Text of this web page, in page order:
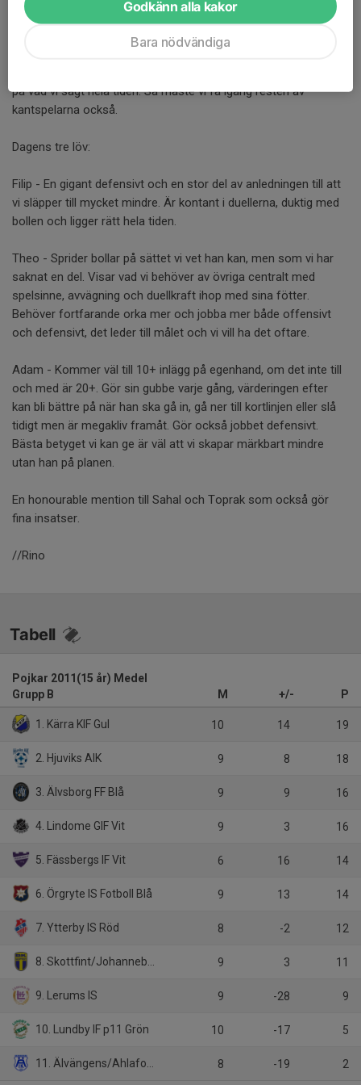
Mycket att ta med sig dock! Defensivt slipper vi till väsentligt
mindre, Robin hade 2-3 räddningar max. Det är en klar
förbättring. Vi kommer nu också runt, oftare där framförallt
på vad vi sagt hela tiden. Så måste vi få igång resten av
kantspelarna också.
Dagens tre löv:
Filip - En gigant defensivt och en stor del av anledningen till att
vi släpper till mycket mindre. Är kontant i duellerna, duktig med
bollen och ligger rätt hela tiden.
Theo - Sprider bollar på sättet vi vet han kan, men som vi har
saknat en del. Visar vad vi behöver av övriga centralt med
spelsinne, avvägning och duellkraft ihop med sina fötter.
Behöver fortfarande orka mer och jobba mer både offensivt
och defensivt, det leder till målet och vi vill ha det oftare.
Adam - Kommer väl till 10+ inlägg på egenhand, om det inte till
och med är 20+. Gör sin gubbe varje gång, värderingen efter
kan bli bättre på när han ska gå in, gå ner till kortlinjen eller slå
tidigt men är megakliv framåt. Gör också jobbet defensivt.
Bästa betyget vi kan ge är väl att vi skapar märkbart mindre
utan han på planen.
En honourable mention till Sahal och Toprak som också gör
fina insatser.
//Rino
Tabell
Pojkar 2011(15 år) Medel
Grupp B
M +/- P
1. Kärra KIF Gul 10 14 19
2. Hjuviks AIK 9 8 18
3. Älvsborg FF Blå 9 9 16
4. Lindome GIF Vit 9 3 16
5. Fässbergs IF Vit 6 16 14
6. Örgryte IS Fotboll Blå 9 13 14
7. Ytterby IS Röd 8 -2 12
8. Skottfint/Johanneberg 9 3 11
9. Lerums IS 9 -28 9
10. Lundby IF p11 Grön 10 -17 5
11. Älvängens/Ahlafors/Nol 8 -19 2
Godkänn alla kakor
Bara nödvändiga